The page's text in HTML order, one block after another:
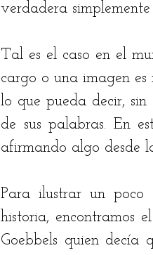
verdadera
Tal es el caso en el
cargo o una imagen
lo que pueda decir,
de sus palabras. En
afirmando algo desde
Para ilustrar un poco
historia, encontramos
Goebbels quien decía